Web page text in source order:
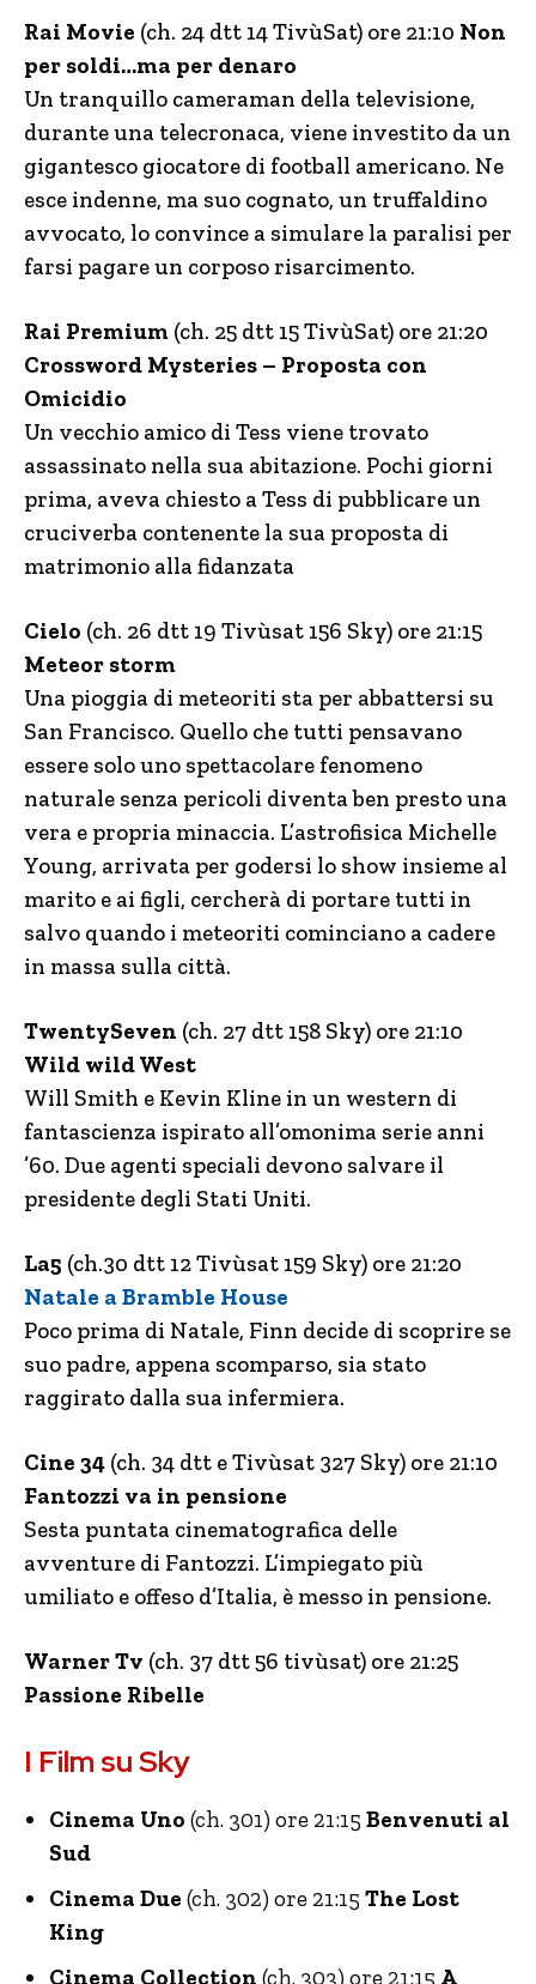
Rai Movie (ch. 24 dtt 14 TivùSat) ore 21:10 Non
per soldi…ma per denaro
Un tranquillo cameraman della televisione,
durante una telecronaca, viene investito da un
gigantesco giocatore di football americano. Ne
esce indenne, ma suo cognato, un truffaldino
avvocato, lo convince a simulare la paralisi per
farsi pagare un corposo risarcimento.
Rai Premium (ch. 25 dtt 15 TivùSat) ore 21:20
Crossword Mysteries – Proposta con
Omicidio
Un vecchio amico di Tess viene trovato
assassinato nella sua abitazione. Pochi giorni
prima, aveva chiesto a Tess di pubblicare un
cruciverba contenente la sua proposta di
matrimonio alla fidanzata
Cielo (ch. 26 dtt 19 Tivùsat 156 Sky) ore 21:15
Meteor storm
Una pioggia di meteoriti sta per abbattersi su
San Francisco. Quello che tutti pensavano
essere solo uno spettacolare fenomeno
naturale senza pericoli diventa ben presto una
vera e propria minaccia. L’astrofisica Michelle
Young, arrivata per godersi lo show insieme al
marito e ai figli, cercherà di portare tutti in
salvo quando i meteoriti cominciano a cadere
in massa sulla città.
TwentySeven (ch. 27 dtt 158 Sky) ore 21:10
Wild wild West
Will Smith e Kevin Kline in un western di
fantascienza ispirato all’omonima serie anni
’60. Due agenti speciali devono salvare il
presidente degli Stati Uniti.
La5 (ch.30 dtt 12 Tivùsat 159 Sky) ore 21:20
Natale a Bramble House
Poco prima di Natale, Finn decide di scoprire se
suo padre, appena scomparso, sia stato
raggirato dalla sua infermiera.
Cine 34 (ch. 34 dtt e Tivùsat 327 Sky) ore 21:10
Fantozzi va in pensione
Sesta puntata cinematografica delle
avventure di Fantozzi. L’impiegato più
umiliato e offeso d’Italia, è messo in pensione.
Warner Tv (ch. 37 dtt 56 tivùsat) ore 21:25
Passione Ribelle
I Film su Sky
Cinema Uno (ch. 301) ore 21:15 Benvenuti al
Sud
Cinema Due (ch. 302) ore 21:15 The Lost
King
Cinema Collection (ch. 303) ore 21:15 A